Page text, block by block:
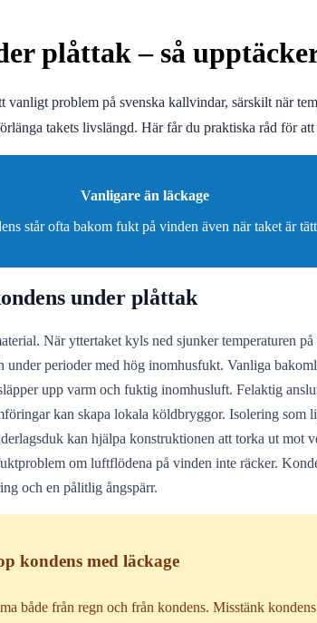
plåttak – så
vanligt problem på svenska kallvindar, särskilt när
takets livslängd. Här får du praktiska råd för
Vanligare än läckage
står ofta bakom fukt på vinden även när taket är
under plåttak
När yttertaket kyls ned sjunker temperaturen
under perioder med hög inomhusfukt. Vanliga
upp varm och fuktig inomhusluft. Felaktig
kan skapa lokala köldbryggor. Isolering
kan hjälpa konstruktionen att torka ut
om luftflödena på vinden inte räcker.
och en pålitlig ångspärr.
kondens med läckage
både från regn och från kondens. Misstänk